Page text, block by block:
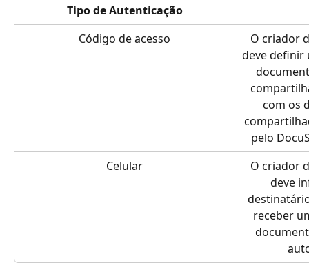
Tipo de Autenticação
Código de acesso
O criador
deve definir
com os
pelo
Celular
O criador
deve
receber